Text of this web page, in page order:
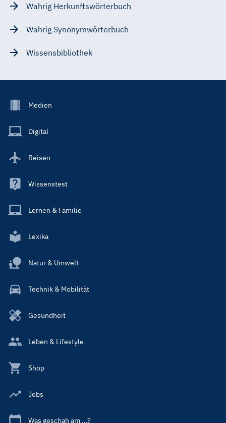
Wahrig Herkunftswörterbuch
Wahrig Synonymwörterbuch
Wissensbibliothek
Footer
Main
Medien
Digital
Reisen
Wissenstest
Lernen & Familie
Lexika
Natur & Umwelt
Technik & Mobilität
Gesundheit
Leben & Lifestyle
Shop
Jobs
Was geschah am ...?